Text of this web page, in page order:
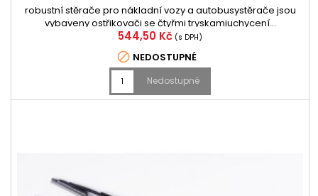
robustní stěrače pro nákladní vozy a autobusystěrače jsou
vybaveny ostřikovači se čtyřmi tryskamiuchycení...
Cena
544,50 Kč (s DPH)
 NEDOSTUPNÉ
Nedostupné